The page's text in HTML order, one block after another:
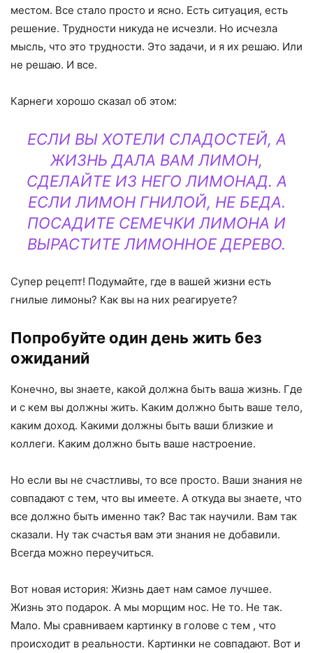
местом. Все стало просто и ясно. Есть ситуация, есть
решение. Трудности никуда не исчезли. Но исчезла
мысль, что это трудности. Это задачи, и я их решаю. Или
не решаю. И все.
Карнеги хорошо сказал об этом:
ЕСЛИ ВЫ ХОТЕЛИ СЛАДОСТЕЙ, А
ЖИЗНЬ ДАЛА ВАМ ЛИМОН,
СДЕЛАЙТЕ ИЗ НЕГО ЛИМОНАД. А
ЕСЛИ ЛИМОН ГНИЛОЙ, НЕ БЕДА.
ПОСАДИТЕ СЕМЕЧКИ ЛИМОНА И
ВЫРАСТИТЕ ЛИМОННОЕ ДЕРЕВО.
Супер рецепт! Подумайте, где в вашей жизни есть
гнилые лимоны? Как вы на них реагируете?
Попробуйте один день жить без
ожиданий
Конечно, вы знаете, какой должна быть ваша жизнь. Где
и с кем вы должны жить. Каким должно быть ваше тело,
каким доход. Какими должны быть ваши близкие и
коллеги. Каким должно быть ваше настроение.
Но если вы не счастливы, то все просто. Ваши знания не
совпадают с тем, что вы имеете. А откуда вы знаете, что
все должно быть именно так? Вас так научили. Вам так
сказали. Ну так счастья вам эти знания не добавили.
Всегда можно переучиться.
Вот новая история: Жизнь дает нам самое лучшее.
Жизнь это подарок. А мы морщим нос. Не то. Не так.
Мало. Мы сравниваем картинку в голове с тем , что
происходит в реальности. Картинки не совпадают. Вот и